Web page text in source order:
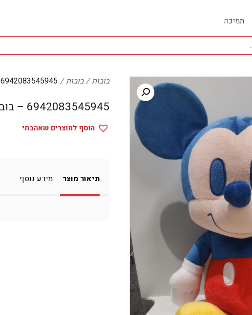
תמיכה
בובות בובות 6942083545945 – בובות
6942083545945 – בובות
הוסף למוצרים שאהבתי
תיאור מוצר מידע נוסף